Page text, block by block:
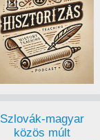
Szlovák-magyar
közös múlt